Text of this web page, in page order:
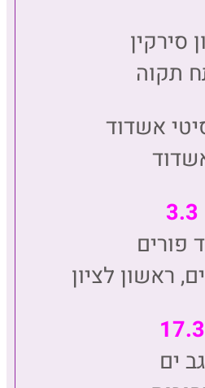
סירקין
תקוה
אשדוד
3.3
פורים
ראשון לציון
17.3
גב ים